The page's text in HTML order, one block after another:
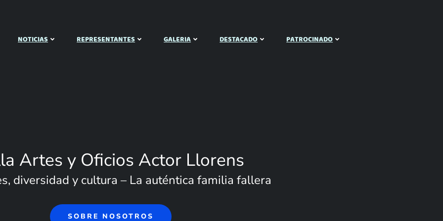
NOTICIAS REPRESENTANTES GALERIA DESTACADO PATROCINADO
Artes y Oficios Actor Llorens
diversidad y cultura – La auténtica familia fallera
SOBRE NOSOTROS